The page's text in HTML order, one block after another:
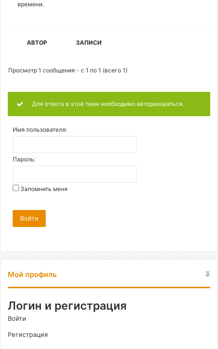
времени.
АВТОР ЗАПИСИ
Просмотр 1 сообщения - с 1 по 1 (всего 1)
Для ответа в этой теме необходимо авторизоваться.
Имя пользователя:
Пароль:
Запомнить меня
Войти
Мой профиль
Логин и регистрация
Войти
Регистрация